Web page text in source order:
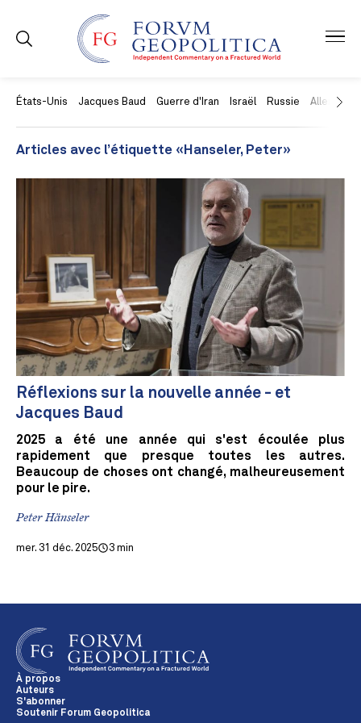
États-Unis Jacques Baud Guerre d'Iran Israël Russie Allemagne
Articles avec l’étiquette «Hanseler, Peter»
Réflexions sur la nouvelle année - et
Jacques Baud
2025 a été une année qui s'est écoulée plus
rapidement que presque toutes les autres.
Beaucoup de choses ont changé, malheureusement
pour le pire.
Peter Hänseler
mer. 31 déc. 2025 3 min
À propos
Auteurs
S'abonner
Soutenir Forum Geopolitica